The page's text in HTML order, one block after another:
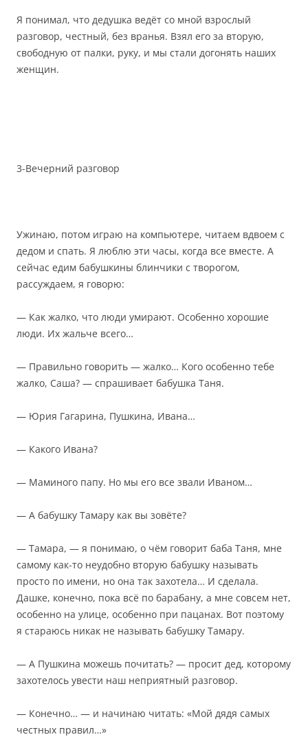
Я понимал, что дедушка ведёт со мной взрослый
разговор, честный, без вранья. Взял его за вторую,
свободную от палки, руку, и мы стали догонять наших
женщин.
3-Вечерний разговор
Ужинаю, потом играю на компьютере, читаем вдвоем с
дедом и спать. Я люблю эти часы, когда все вместе. А
сейчас едим бабушкины блинчики с творогом,
рассуждаем, я говорю:
— Как жалко, что люди умирают. Особенно хорошие
люди. Их жальче всего…
— Правильно говорить — жалко… Кого особенно тебе
жалко, Саша? — спрашивает бабушка Таня.
— Юрия Гагарина, Пушкина, Ивана…
— Какого Ивана?
— Маминого папу. Но мы его все звали Иваном…
— А бабушку Тамару как вы зовёте?
— Тамара, — я понимаю, о чём говорит баба Таня, мне
самому как-то неудобно вторую бабушку называть
просто по имени, но она так захотела… И сделала.
Дашке, конечно, пока всё по барабану, а мне совсем нет,
особенно на улице, особенно при пацанах. Вот поэтому
я стараюсь никак не называть бабушку Тамару.
— А Пушкина можешь почитать? — просит дед, которому
захотелось увести наш неприятный разговор.
— Конечно… — и начинаю читать: «Мой дядя самых
честных правил…»